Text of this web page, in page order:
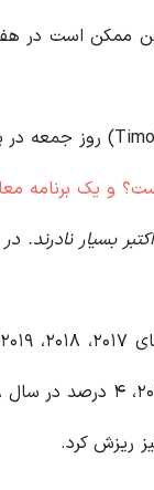
و یک برنامه